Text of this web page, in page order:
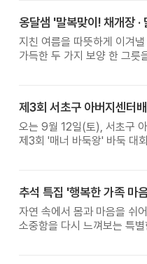
옹달샘 '말복맞이! 채개장 ·
지친 여름을 따뜻하게 이겨
가득한 두 가지 보양 한 그릇
오는 9월 12일(토), 서초구
제3회 '매너 바둑왕' 바둑 대
추석 특집 '행복한 가족 마
자연 속에서 몸과 마음을 쉬
소중함을 다시 느껴보는 특